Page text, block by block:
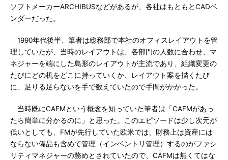
ソフトメーカーARCHIBUSなどがあるが、各社はもともとCADベ
ンダーだった。
1990年代後半、筆者は総務部で本社のオフィスレイアウトを管
理していたが、当時のレイアウトは、各部門の人数に合わせ、マ
ネジャーを端にした島形のレイアウトが主流であり、組織変更の
たびにどの机をどこに持っていくか、レイアウト案を描くたび
に、足りる足らないを手で数えていたので手間がかかった。
当時既にCAFMという概念を知っていた筆者は「CAFMがあっ
たら簡単に分かるのに」と思った。このエピソードは少し次元が
低いとしても、FMが先行していた欧米では、財務上は資産には
ならない備品も含めて管理（インベントリ管理）するのがファシ
リティマネジャーの務めとされていたので、CAFMは無くてはな